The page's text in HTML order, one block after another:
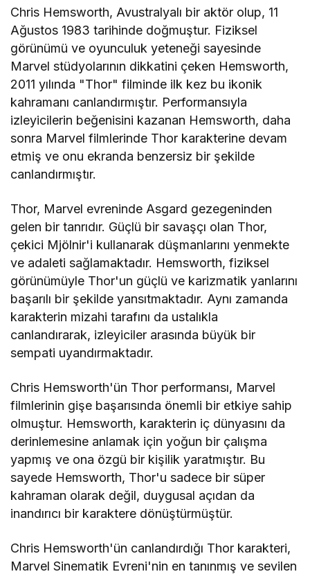
Chris Hemsworth, Avustralyalı bir aktör olup, 11
Ağustos 1983 tarihinde doğmuştur. Fiziksel
görünümü ve oyunculuk yeteneği sayesinde
Marvel stüdyolarının dikkatini çeken Hemsworth,
2011 yılında "Thor" filminde ilk kez bu ikonik
kahramanı canlandırmıştır. Performansıyla
izleyicilerin beğenisini kazanan Hemsworth, daha
sonra Marvel filmlerinde Thor karakterine devam
etmiş ve onu ekranda benzersiz bir şekilde
canlandırmıştır.
Thor, Marvel evreninde Asgard gezegeninden
gelen bir tanrıdır. Güçlü bir savaşçı olan Thor,
çekici Mjölnir'i kullanarak düşmanlarını yenmekte
ve adaleti sağlamaktadır. Hemsworth, fiziksel
görünümüyle Thor'un güçlü ve karizmatik yanlarını
başarılı bir şekilde yansıtmaktadır. Aynı zamanda
karakterin mizahi tarafını da ustalıkla
canlandırarak, izleyiciler arasında büyük bir
sempati uyandırmaktadır.
Chris Hemsworth'ün Thor performansı, Marvel
filmlerinin gişe başarısında önemli bir etkiye sahip
olmuştur. Hemsworth, karakterin iç dünyasını da
derinlemesine anlamak için yoğun bir çalışma
yapmış ve ona özgü bir kişilik yaratmıştır. Bu
sayede Hemsworth, Thor'u sadece bir süper
kahraman olarak değil, duygusal açıdan da
inandırıcı bir karaktere dönüştürmüştür.
Chris Hemsworth'ün canlandırdığı Thor karakteri,
Marvel Sinematik Evreni'nin en tanınmış ve sevilen